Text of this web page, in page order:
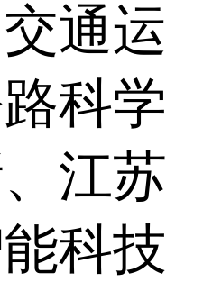
通运
科学
江苏
科技